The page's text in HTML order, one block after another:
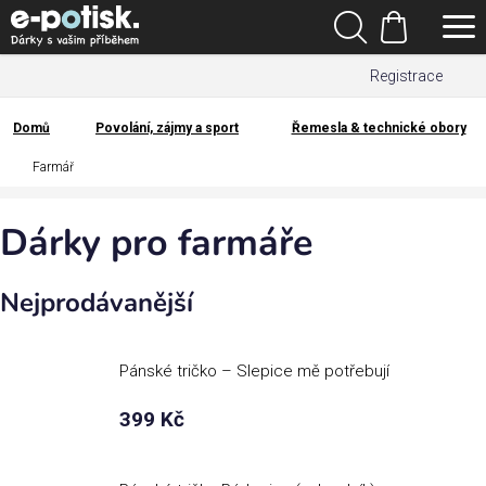
Přejít
na
obsah
Registrace
Hledat
Nákupní
košík
Kategorie
Dárek
pro
Rodina
Domů
Domů Povolání, zájmy a sport Řemesla & technické obory
Farmář
Dárky pro farmáře
Nejprodávanější
Pánské tričko – Slepice mě potřebují
399 Kč